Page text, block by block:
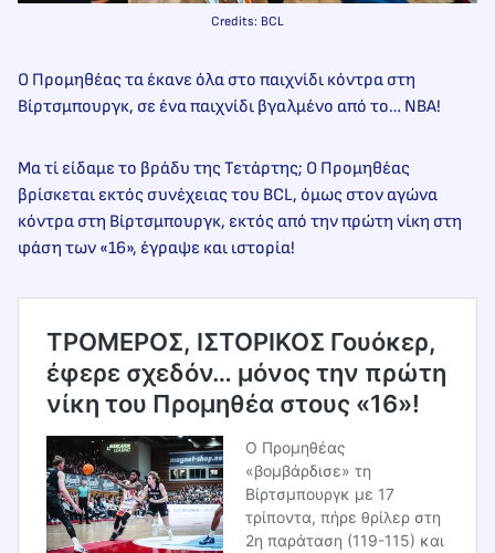
Credits: BCL
Ο Προμηθέας τα έκανε όλα στο παιχνίδι κόντρα στη
Βίρτσμπουργκ, σε ένα παιχνίδι βγαλμένο από το… NBA!
Μα τί είδαμε το βράδυ της Τετάρτης; Ο Προμηθέας
βρίσκεται εκτός συνέχειας του BCL, όμως στον αγώνα
κόντρα στη Βίρτσμπουργκ, εκτός από την πρώτη νίκη στη
φάση των «16», έγραψε και ιστορία!
ΤΡΟΜΕΡΟΣ, ΙΣΤΟΡΙΚΟΣ Γουόκερ,
έφερε σχεδόν… μόνος την πρώτη
νίκη του Προμηθέα στους «16»!
Ο Προμηθέας
«βομβάρδισε» τη
Βίρτσμπουργκ με 17
τρίποντα, πήρε θρίλερ στη
2η παράταση (119-115) και